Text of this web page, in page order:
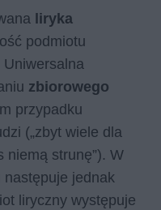
liryka
podmiotu
Uniwersalna
zbiorowego
przypadku
(„zbyt wiele dla
niemą strunę”). W
następuje jednak
liryczny występuje